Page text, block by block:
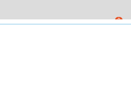
Mandiri" untuk Cibogo.
0